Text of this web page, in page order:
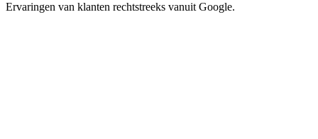
Ervaringen van klanten rechtstreeks vanuit Google.